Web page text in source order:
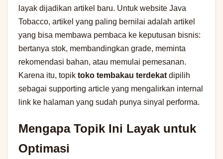
layak dijadikan artikel baru. Untuk website Java
Tobacco, artikel yang paling bernilai adalah artikel
yang bisa membawa pembaca ke keputusan bisnis:
bertanya stok, membandingkan grade, meminta
rekomendasi bahan, atau memulai pemesanan.
Karena itu, topik toko tembakau terdekat dipilih
sebagai supporting article yang mengalirkan internal
link ke halaman yang sudah punya sinyal performa.
Mengapa Topik Ini Layak untuk
Optimasi